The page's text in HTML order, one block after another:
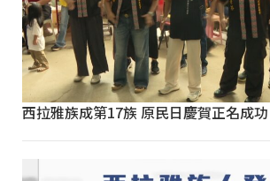
西拉雅族成第17族 原民日慶賀正名成功